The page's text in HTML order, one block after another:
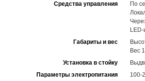
Средства управления
По
Габариты и вес
Вес
Установка в стойку
Параметры электропитания
100-